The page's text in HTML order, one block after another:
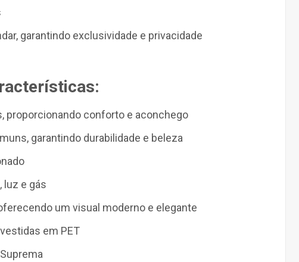
, garantindo exclusividade e privacidade
, proporcionando conforto e aconchego
, garantindo durabilidade e beleza
luz e gás
um visual moderno e elegante
em PET